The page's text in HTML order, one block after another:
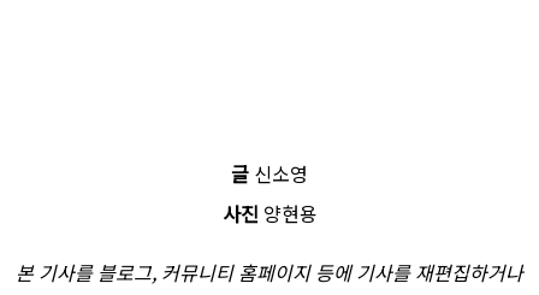
글 신소영
사진 양현용
본 기사를 블로그, 커뮤니티 홈페이지 등에 기사를 재편집하거나